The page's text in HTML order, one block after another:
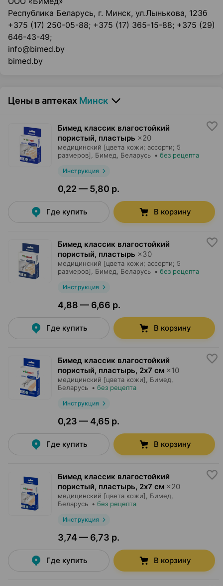
Республика Беларусь, г. Минск, ул.Лынькова, 123б
+375 (17) 250-05-88; +375 (17) 365-15-88; +375 (29)
646-43-49;
info@bimed.by
bimed.by
Цены в аптеках Минск
Бимед классик влагостойкий
пористый, пластырь ×20
медицинский [цвета кожи; ассорти; 5
размеров], Бимед, Беларусь • без рецепта
Инструкция
0,22 — 5,80 р.
Где купить В корзину
Бимед классик влагостойкий
пористый, пластырь ×30
медицинский [цвета кожи; ассорти; 5
размеров], Бимед, Беларусь • без рецепта
Инструкция
4,88 — 6,66 р.
Где купить В корзину
Бимед классик влагостойкий
пористый, пластырь, 2х7 см ×10
медицинский [цвета кожи], Бимед,
Беларусь • без рецепта
Инструкция
0,23 — 4,65 р.
Где купить В корзину
Бимед классик влагостойкий
пористый, пластырь, 2х7 см ×20
медицинский [цвета кожи], Бимед,
Беларусь • без рецепта
Инструкция
3,74 — 6,73 р.
Где купить В корзину